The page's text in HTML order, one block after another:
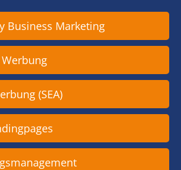
Business Marketing
(SEA)